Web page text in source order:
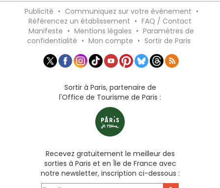
Publicité • Communiquez sur votre événement •
Référencez un établissement • FAQ / Contact
Manifeste • Mentions légales • Paramètres de
confidentialité • Mon compte • Sortir de Paris
Sortir à Paris, partenaire de
l'Office de Tourisme de Paris :
Recevez gratuitement le meilleur des
sorties à Paris et en Île de France avec
notre newsletter, inscription ci-dessous :